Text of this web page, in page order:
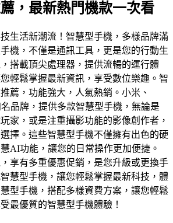
，最新熱門機款一次看
生活新潮流！智慧型手機，多樣品牌滿
機，不僅是通訊工具，更是您的行動生
搭載頂尖處理器，提供流暢的運行體
輕鬆掌握最新資訊，享受數位樂趣。智
薦，功能強大，人氣熱銷。小米、
名品牌，提供多款智慧型手機，無論是
家，或是注重攝影功能的影像創作者，
擇。這些智慧型手機不僅擁有出色的硬
AI功能，讓您的日常操作更加便捷。
享有多重優惠促銷，是您升級或更換手
慧型手機，讓您輕鬆掌握最新科技，體
型手機，搭配多樣資費方案，讓您輕鬆
最優質的智慧型手機體驗！